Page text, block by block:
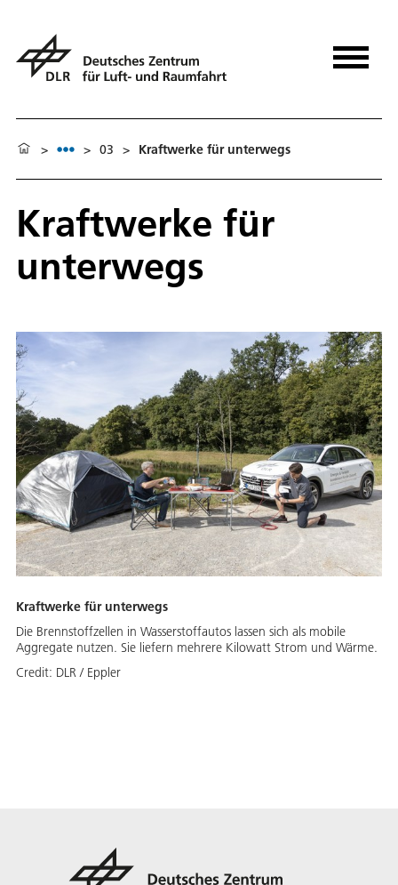
> > 03 > Kraftwerke für unterwegs
Kraftwerke für
unterwegs
Kraftwerke für unterwegs
Die Brennstoffzellen in Wasserstoffautos lassen sich als mobile
Aggregate nutzen. Sie liefern mehrere Kilowatt Strom und Wärme.
Credit: DLR / Eppler